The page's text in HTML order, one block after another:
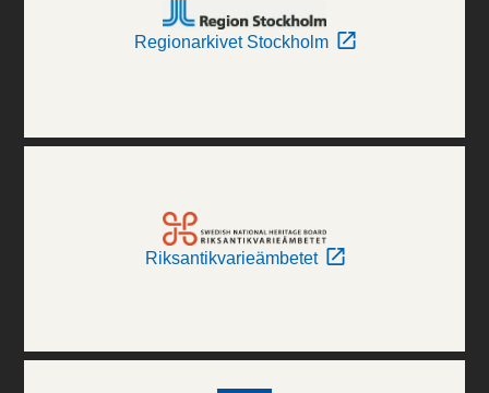
Regionarkivet Stockholm
Riksantikvarieämbetet